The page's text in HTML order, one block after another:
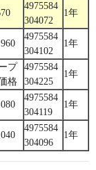
4975584
304072
1年
4975584
304102
1年
プ
格
4975584
304225
1年
4975584
304119
1年
4975584
304096
1年